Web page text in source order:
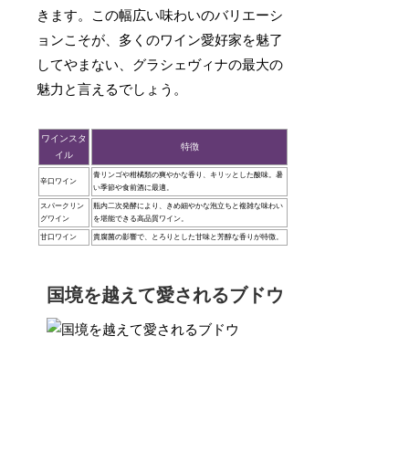
きます。この幅広い味わいのバリエーシ
ョンこそが、多くのワイン愛好家を魅了
してやまない、グラシェヴィナの最大の
魅力と言えるでしょう。
ワインスタ
イル
特徴
辛口ワイン
青リンゴや柑橘類の爽やかな香り、キリッとした酸味。暑
い季節や食前酒に最適。
スパークリン
グワイン
瓶内二次発酵により、きめ細やかな泡立ちと複雑な味わい
を堪能できる高品質ワイン。
甘口ワイン 貴腐菌の影響で、とろりとした甘味と芳醇な香りが特徴。
国境を越えて愛されるブドウ